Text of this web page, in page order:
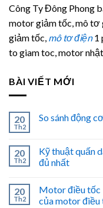
Công Ty Đông Phong
motor giảm tốc, mô tơ
giảm tốc, mô tơ điện1
to giam toc, motor
BÀI VIẾT MỚI
20
Th2
So sánh động
20
Th2
Kỹ thuật quấn
đủ nhất
20
Th2
Motor điều tốc
của motor điều